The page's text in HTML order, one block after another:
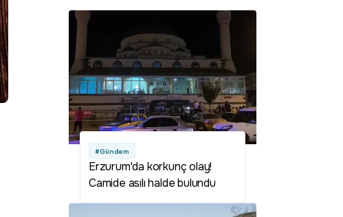
#Gündem
Erzurum'da korkunç olay!
Camide asılı halde bulundu